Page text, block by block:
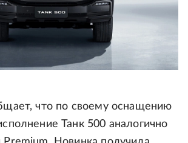
что по своему оснащению
Танк 500 аналогично